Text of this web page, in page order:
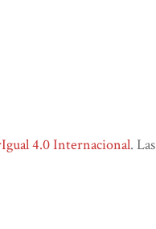
4.0 Internacional. Las